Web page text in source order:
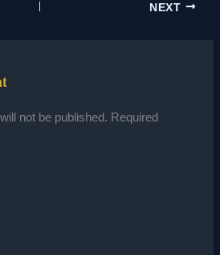
NEXT
not be published. Required